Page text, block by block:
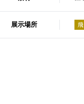
展示場所